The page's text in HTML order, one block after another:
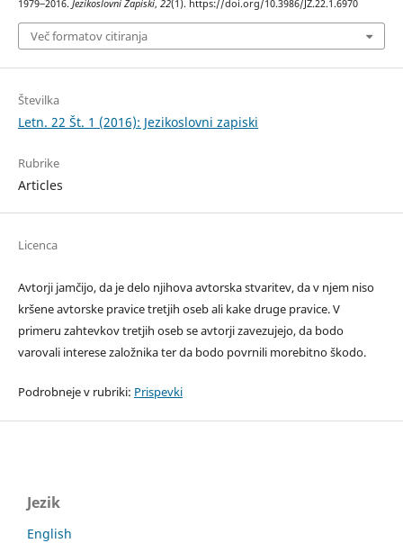
1979‒2016. Jezikoslovni Zapiski, 22(1). https://doi.org/10.3986/JZ.22.1.6970
Več formatov citiranja
Številka
Letn. 22 Št. 1 (2016): Jezikoslovni zapiski
Rubrike
Articles
Licenca
Avtorji jamčijo, da je delo njihova avtorska stvaritev, da v njem niso
kršene avtorske pravice tretjih oseb ali kake druge pravice. V
primeru zahtevkov tretjih oseb se avtorji zavezujejo, da bodo
varovali interese založnika ter da bodo povrnili morebitno škodo.
Podrobneje v rubriki: Prispevki
Jezik
English